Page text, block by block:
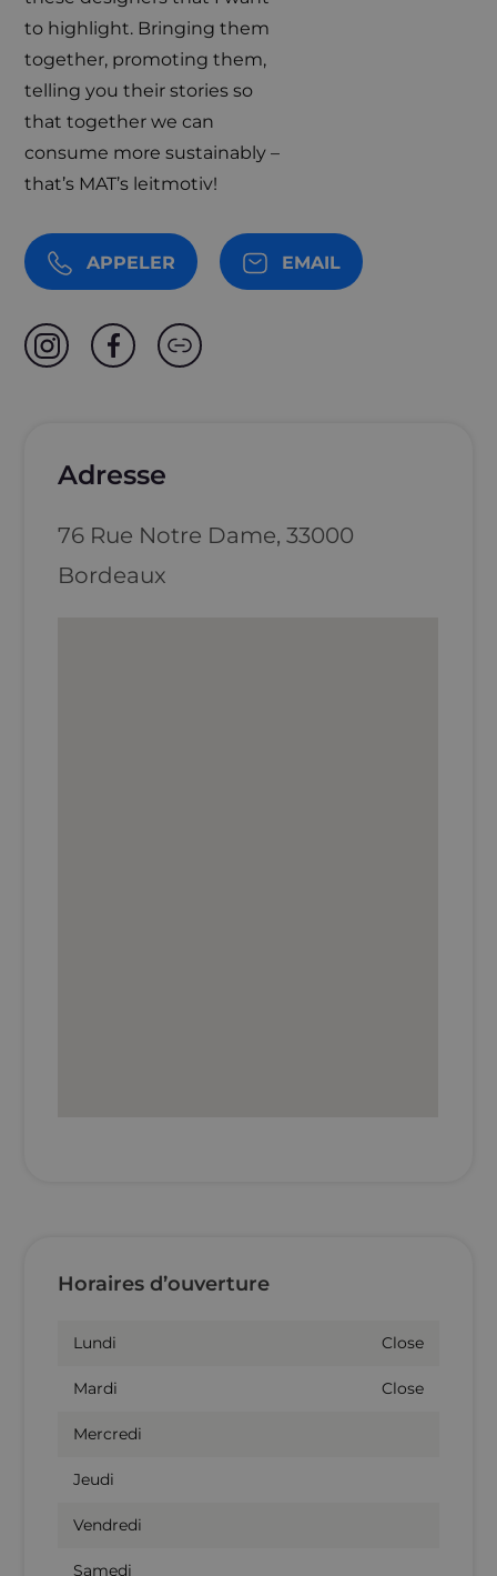
to highlight. Bringing them
together, promoting them,
telling you their stories so
that together we can
consume more sustainably –
that’s MAT’s leitmotiv!
APPELER EMAIL
Adresse
76 Rue Notre Dame, 33000
Bordeaux
Horaires d’ouverture
Lundi Close
Mardi Close
Mercredi
Jeudi
Vendredi
Samedi